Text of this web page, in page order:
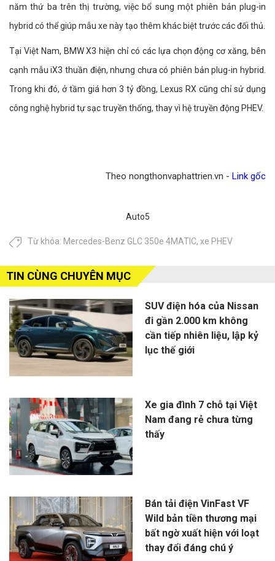
năm thứ ba trên thị trường, việc bổ sung một phiên bản plug-in
hybrid có thể giúp mẫu xe này tạo thêm khác biệt trước các đối thủ.
Tại Việt Nam, BMW X3 hiện chỉ có các lựa chọn động cơ xăng, bên
cạnh mẫu iX3 thuần điện, nhưng chưa có phiên bản plug-in hybrid.
Trong khi đó, ở tầm giá hơn 3 tỷ đồng, Lexus RX cũng chỉ sử dụng
công nghệ hybrid tự sạc truyền thống, thay vì hệ truyền động PHEV.
Theo nongthonvaphattrien.vn - Link gốc
Auto5
Từ khóa: Mercedes-Benz GLC 350e 4MATIC, xe PHEV
TIN CÙNG CHUYÊN MỤC
SUV điện hóa của Nissan
đi gần 2.000 km không
cần tiếp nhiên liệu, lập kỷ
lục thế giới
Xe gia đình 7 chỗ tại Việt
Nam đang rẻ chưa từng
thấy
Bán tải điện VinFast VF
Wild bản tiền thương mại
bất ngờ xuất hiện với loạt
thay đổi đáng chú ý